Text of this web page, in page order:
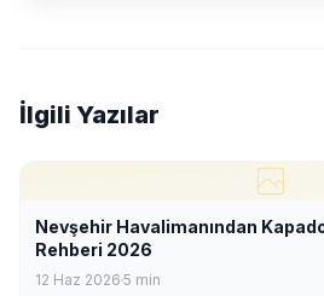
İlgili Yazılar
Nevşehir Havalimanından
Rehberi 2026
12 Haz 2026 5 min